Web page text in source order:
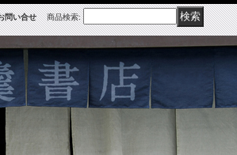
問い合せ 商品検索: